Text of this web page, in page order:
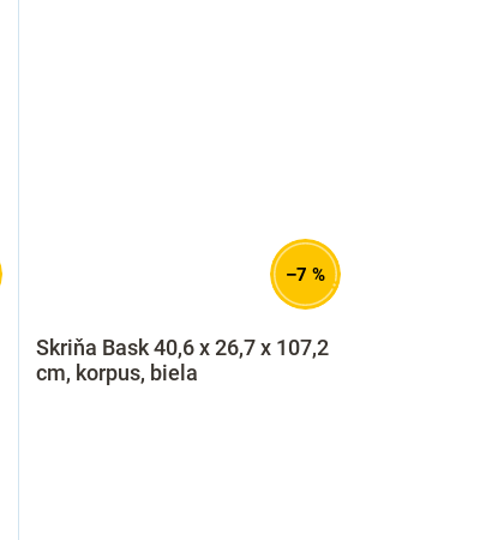
–7 %
Skriňa Bask 40,6 x 26,7 x 107,2
cm, korpus, biela